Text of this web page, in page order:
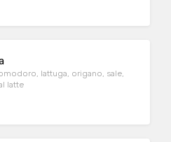
lattuga, origano, sale,
latte